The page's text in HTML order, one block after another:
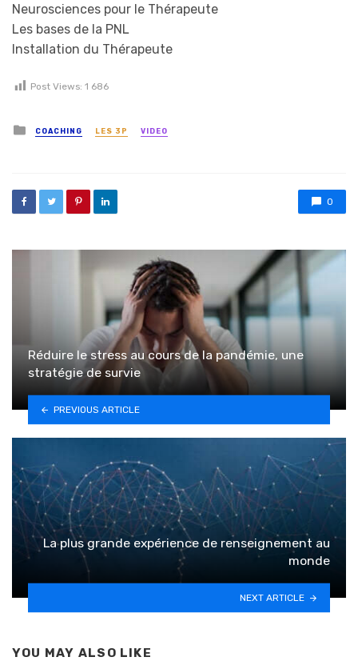
Neurosciences pour le Thérapeute
Les bases de la PNL
Installation du Thérapeute
Post Views: 1 686
Posted in
COACHING LES 3P VIDEO
0
Réduire le stress au cours de la pandémie, une
stratégie de survie
PREVIOUS ARTICLE
La plus grande expérience de renseignement au
monde
NEXT ARTICLE
YOU MAY ALSO LIKE